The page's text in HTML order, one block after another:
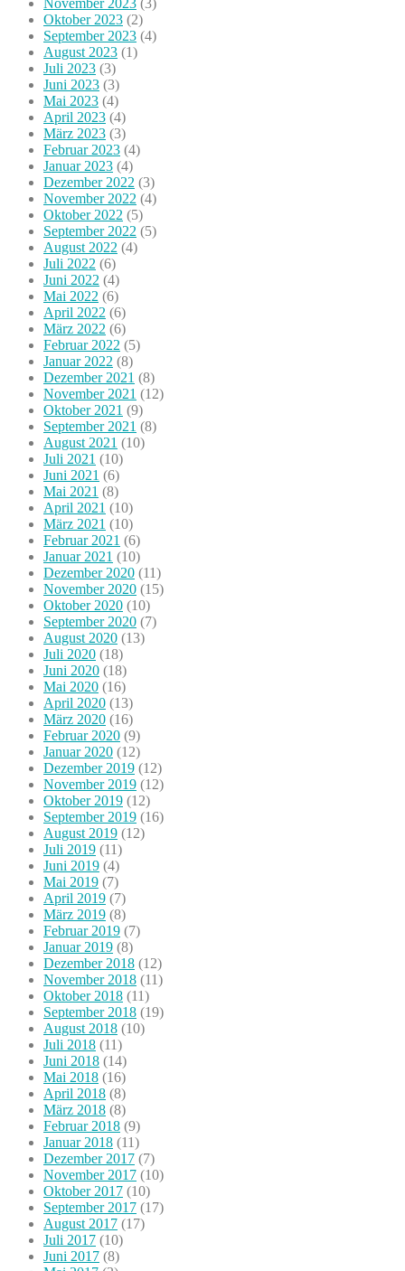
November 2023 (3)
Oktober 2023 (2)
September 2023 (4)
August 2023 (1)
Juli 2023 (3)
Juni 2023 (3)
Mai 2023 (4)
April 2023 (4)
März 2023 (3)
Februar 2023 (4)
Januar 2023 (4)
Dezember 2022 (3)
November 2022 (4)
Oktober 2022 (5)
September 2022 (5)
August 2022 (4)
Juli 2022 (6)
Juni 2022 (4)
Mai 2022 (6)
April 2022 (6)
März 2022 (6)
Februar 2022 (5)
Januar 2022 (8)
Dezember 2021 (8)
November 2021 (12)
Oktober 2021 (9)
September 2021 (8)
August 2021 (10)
Juli 2021 (10)
Juni 2021 (6)
Mai 2021 (8)
April 2021 (10)
März 2021 (10)
Februar 2021 (6)
Januar 2021 (10)
Dezember 2020 (11)
November 2020 (15)
Oktober 2020 (10)
September 2020 (7)
August 2020 (13)
Juli 2020 (18)
Juni 2020 (18)
Mai 2020 (16)
April 2020 (13)
März 2020 (16)
Februar 2020 (9)
Januar 2020 (12)
Dezember 2019 (12)
November 2019 (12)
Oktober 2019 (12)
September 2019 (16)
August 2019 (12)
Juli 2019 (11)
Juni 2019 (4)
Mai 2019 (7)
April 2019 (7)
März 2019 (8)
Februar 2019 (7)
Januar 2019 (8)
Dezember 2018 (12)
November 2018 (11)
Oktober 2018 (11)
September 2018 (19)
August 2018 (10)
Juli 2018 (11)
Juni 2018 (14)
Mai 2018 (16)
April 2018 (8)
März 2018 (8)
Februar 2018 (9)
Januar 2018 (11)
Dezember 2017 (7)
November 2017 (10)
Oktober 2017 (10)
September 2017 (17)
August 2017 (17)
Juli 2017 (10)
Juni 2017 (8)